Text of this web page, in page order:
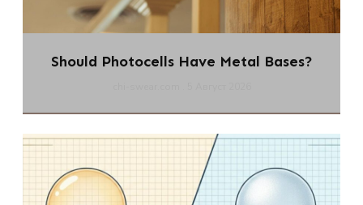
Should Photocells Have Metal Bases?